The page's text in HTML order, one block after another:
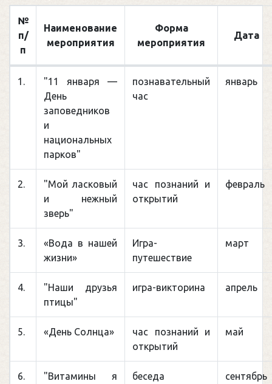
№
п/
п
Наименование
мероприятия
Форма
мероприятия
Дата
1.
"11 января —
День
заповедников
и
национальных
парков"
познавательный
час
январь
2.
"Мой ласковый
и нежный
зверь"
час познаний и
открытий
февраль
3.
«Вода в нашей
жизни»
Игра-
путешествие
март
4.
"Наши друзья
птицы"
игра-викторина апрель
5. «День Солнца»
час познаний и
открытий
май
6.
"Витамины я
беседа сентябрь